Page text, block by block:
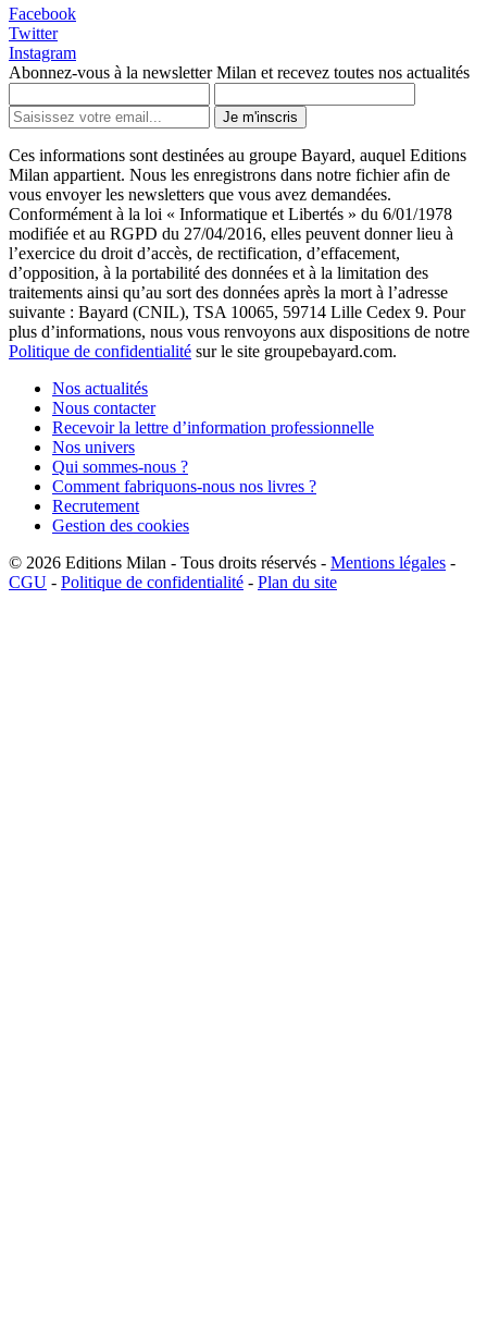
Facebook
Twitter
Instagram
Abonnez-vous à la newsletter Milan et recevez toutes nos actualités
Je m'inscris
Ces informations sont destinées au groupe Bayard, auquel Editions
Milan appartient. Nous les enregistrons dans notre fichier afin de
vous envoyer les newsletters que vous avez demandées.
Conformément à la loi « Informatique et Libertés » du 6/01/1978
modifiée et au RGPD du 27/04/2016, elles peuvent donner lieu à
l’exercice du droit d’accès, de rectification, d’effacement,
d’opposition, à la portabilité des données et à la limitation des
traitements ainsi qu’au sort des données après la mort à l’adresse
suivante : Bayard (CNIL), TSA 10065, 59714 Lille Cedex 9. Pour
plus d’informations, nous vous renvoyons aux dispositions de notre
Politique de confidentialité sur le site groupebayard.com.
Nos actualités
Nous contacter
Recevoir la lettre d’information professionnelle
Nos univers
Qui sommes-nous ?
Comment fabriquons-nous nos livres ?
Recrutement
Gestion des cookies
© 2026 Editions Milan - Tous droits réservés - Mentions légales -
CGU - Politique de confidentialité - Plan du site